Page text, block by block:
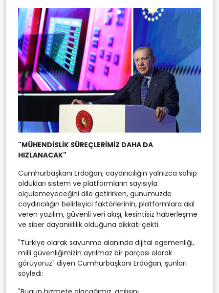
"MÜHENDİSLİK SÜREÇLERİMİZ DAHA DA
HIZLANACAK"
Cumhurbaşkanı Erdoğan, caydırıcılığın yalnızca sahip
oldukları sistem ve platformların sayısıyla
ölçülemeyeceğini dile getirirken, günümüzde
caydırıcılığın belirleyici faktörlerinin, platformlara akıl
veren yazılım, güvenli veri akışı, kesintisiz haberleşme
ve siber dayanıklılık olduğuna dikkati çekti.
"Türkiye olarak savunma alanında dijital egemenliği,
milli güvenliğimizin ayrılmaz bir parçası olarak
görüyoruz" diyen Cumhurbaşkanı Erdoğan, şunları
söyledi: